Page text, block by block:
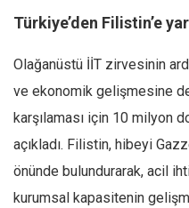
Türkiye’den Filistin’e
Olağanüstü İİT zirvesinin
ve ekonomik gelişmesine
karşılaması için 10 milyon
açıkladı. Filistin, hibeyi
önünde bulundurarak, acil
kurumsal kapasitenin